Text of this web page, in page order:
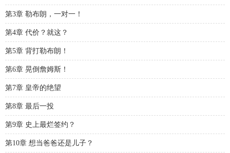
第3章 勒布朗，一对一！
第4章 代价？就这？
第5章 背打勒布朗！
第6章 晃倒詹姆斯！
第7章 皇帝的绝望
第8章 最后一投
第9章 史上最烂签约？
第10章 想当爸爸还是儿子？